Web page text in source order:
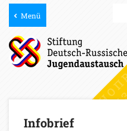
Menü
Infobrief